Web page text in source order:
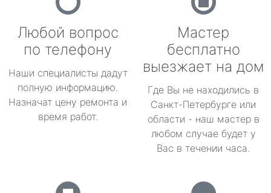
Любой вопрос
по телефону
Наши специалисты дадут
полную информацию.
Назначат цену ремонта и
время работ.
Мастер
бесплатно
выезжает на дом
Где Вы не находились в
Санкт-Петербурге или
области - наш мастер в
любом случае будет у
Вас в течении часа.